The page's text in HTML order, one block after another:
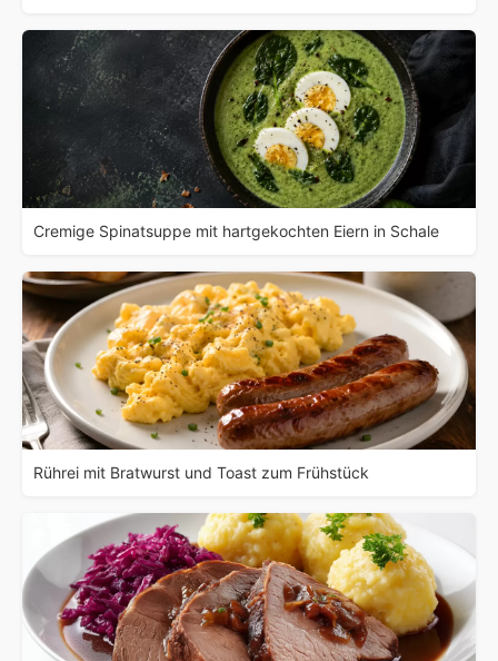
Cremige Spinatsuppe mit hartgekochten Eiern in Schale
Rührei mit Bratwurst und Toast zum Frühstück